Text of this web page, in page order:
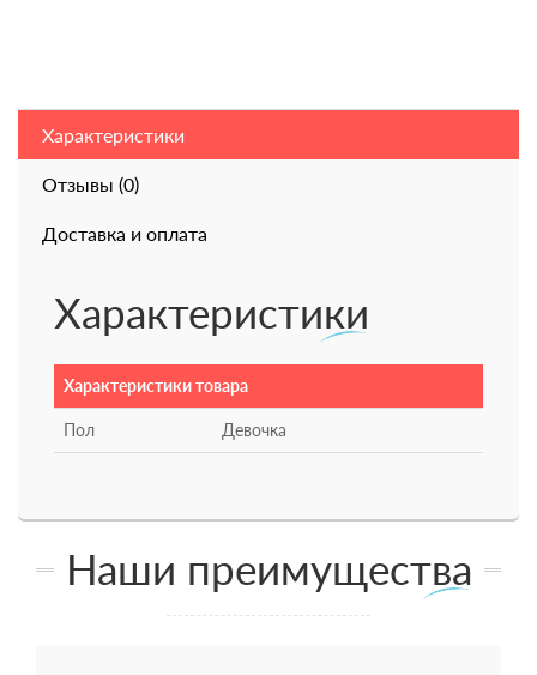
Характеристики
Отзывы (0)
Доставка и оплата
Характеристики
Характеристики товара
Пол Девочка
Наши преимущества